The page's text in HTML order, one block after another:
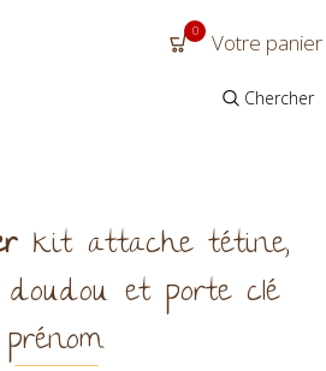
0 Votre panier
Chercher
kit attache tétine,
et porte clé
prénom.